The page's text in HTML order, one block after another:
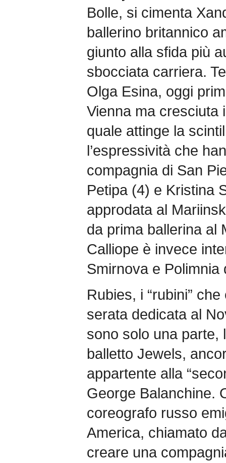
Bolle, si cimenta
ballerino britannico
giunto alla sfida più
sbocciata carriera.
Olga Esina, oggi
Vienna ma cresciuta
quale attinge la
l’espressività che
compagnia di San
Petipa (4) e Kristina
approdata al
da prima ballerina al
Calliope è invece
Smirnova e
Rubies, i “rubini”
serata dedicata al
sono solo una parte,
balletto Jewels,
appartente alla
George Balanchine.
coreografo russo
America, chiamato
creare una